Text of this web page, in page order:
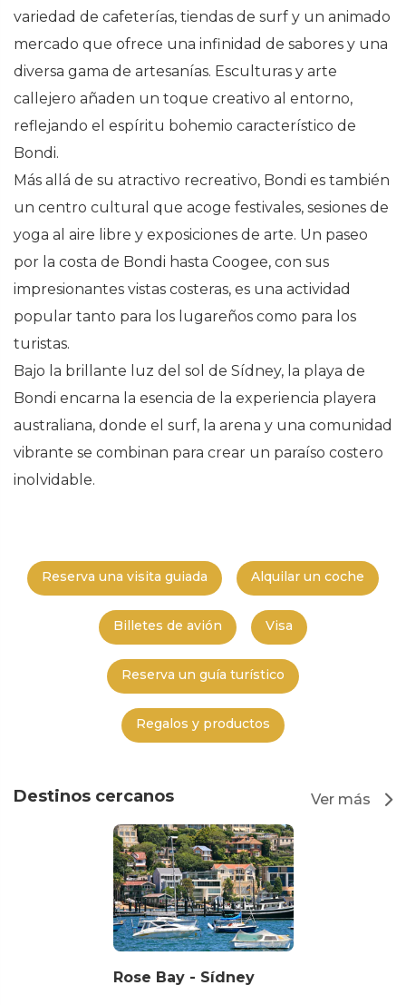
variedad de cafeterías, tiendas de surf y un animado
mercado que ofrece una infinidad de sabores y una
diversa gama de artesanías. Esculturas y arte
callejero añaden un toque creativo al entorno,
reflejando el espíritu bohemio característico de
Bondi.
Más allá de su atractivo recreativo, Bondi es también
un centro cultural que acoge festivales, sesiones de
yoga al aire libre y exposiciones de arte. Un paseo
por la costa de Bondi hasta Coogee, con sus
impresionantes vistas costeras, es una actividad
popular tanto para los lugareños como para los
turistas.
Bajo la brillante luz del sol de Sídney, la playa de
Bondi encarna la esencia de la experiencia playera
australiana, donde el surf, la arena y una comunidad
vibrante se combinan para crear un paraíso costero
inolvidable.
Reserva una visita guiada Alquilar un coche
Billetes de avión Visa
Reserva un guía turístico
Regalos y productos
Destinos cercanos Ver más
Rose Bay - Sídney